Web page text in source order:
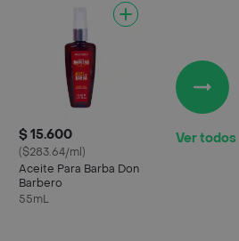
$ 15.600
($283.64/ml)
Aceite Para Barba Don
Barbero
55mL
Ver todos